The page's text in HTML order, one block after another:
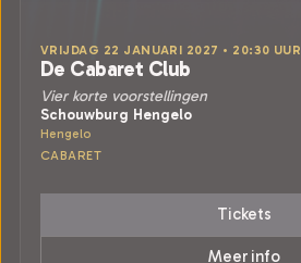
VRIJDAG 22 JANUARI 2027 • 20:30 UUR
De Cabaret Club
Vier korte voorstellingen
Schouwburg Hengelo
Hengelo
CABARET
Tickets
Meer info